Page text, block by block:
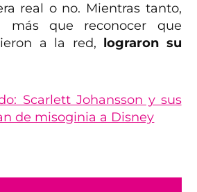
real o no. Mientras tanto,
más que reconocer que
a la red, lograron su
Scarlett Johansson y sus
de misoginia a Disney